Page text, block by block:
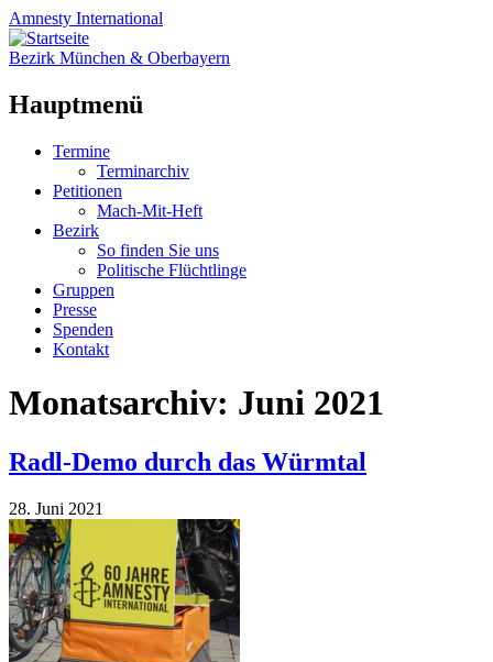
Amnesty International
Bezirk München & Oberbayern
Hauptmenü
Zum
springen
Termine
Terminarchiv
Petitionen
Mach-Mit-Heft
Bezirk
So finden Sie uns
Politische Flüchtlinge
Gruppen
Presse
Spenden
Kontakt
Monatsarchiv: Juni 2021
Radl-Demo durch das Würmtal
28. Juni 2021